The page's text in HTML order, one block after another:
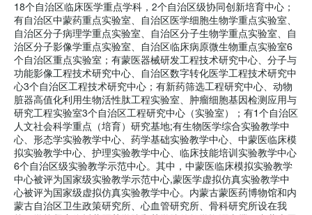
18个自治区临床医学重点学科，2个自治区级协同创新培育中心；
有自治区中蒙药重点实验室、自治区医学细胞生物学重点实验室、
自治区分子病理学重点实验室、自治区分子生物学重点实验室、自
治区分子影像学重点实验室、自治区临床病原微生物重点实验室6
个自治区重点实验室；有蒙医器械研发工程技术研究中心、分子与
功能影像工程技术研究中心、自治区数字转化医学工程技术研究中
心3个自治区工程技术研究中心；有新药筛选工程研究中心、动物
脏器高值化利用生物活性肽工程实验室、肿瘤细胞基因检测应用与
研究工程实验室3个自治区工程研究中心（实验室）；有1个自治区
人文社会科学重点（培育）研究基地;有生物医学综合实验教学中
心、形态学实验教学中心、药学基础实验教学中心、中蒙医临床模
拟实验教学中心、护理实验教学中心、临床技能培训实验教学中心
6个自治区级实验教学示范中心。其中，中蒙医临床模拟实验教学
中心被评为国家级实验教学示范中心,蒙医学虚拟仿真实验教学中
心被评为国家级虚拟仿真实验教学中心。内蒙古蒙医药博物馆和内
蒙古自治区卫生政策研究所、心血管研究所、骨科研究所设在我